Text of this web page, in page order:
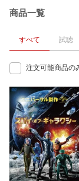
商品一覧
すべて 試聴
注文可能商品の